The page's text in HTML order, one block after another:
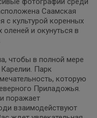
Саамская
с культурой коренных
и окунуться в
чтобы в полной мере
Парк
которую
Приладожья.
поражает
взаимодействуют